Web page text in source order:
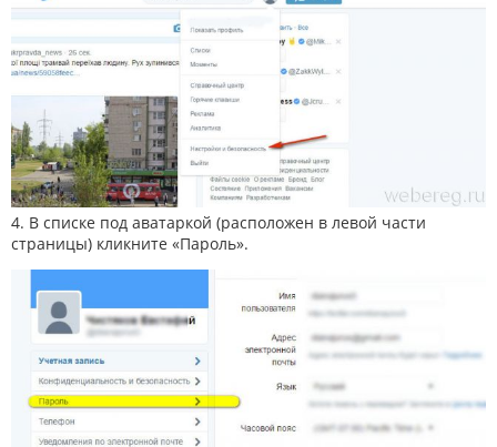
4. В списке под аватаркой (расположен в левой части
страницы) кликните «Пароль».